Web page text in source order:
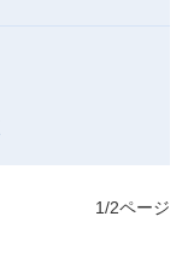
1/2ページ